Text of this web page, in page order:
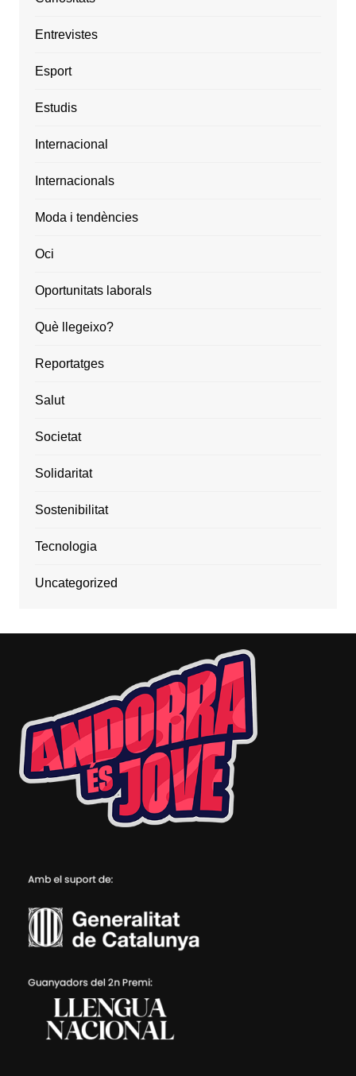
Entrevistes
Esport
Estudis
Internacional
Internacionals
Moda i tendències
Oci
Oportunitats laborals
Què llegeixo?
Reportatges
Salut
Societat
Solidaritat
Sostenibilitat
Tecnologia
Uncategorized